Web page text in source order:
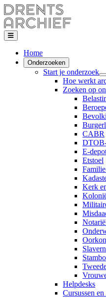
Home
Onderzoeken
Start je onderzoek
Hoe werkt
Zoeken op
CABR
E-
Etstoel
Kerk
Helpdesks
Cursussen